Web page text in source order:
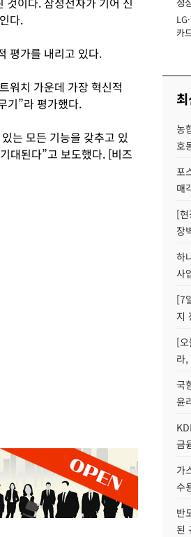
다.
평가를 내리고 있다.
워치 가운데 가장 혁신적
기”라 평가했다.
는 모든 기능을 갖추고 있
대된다”고 보도했다. [비즈
장
카
농
호
포
매
[
장
하
사
[7
지
[
라
국
윤
금
가
수
반
된